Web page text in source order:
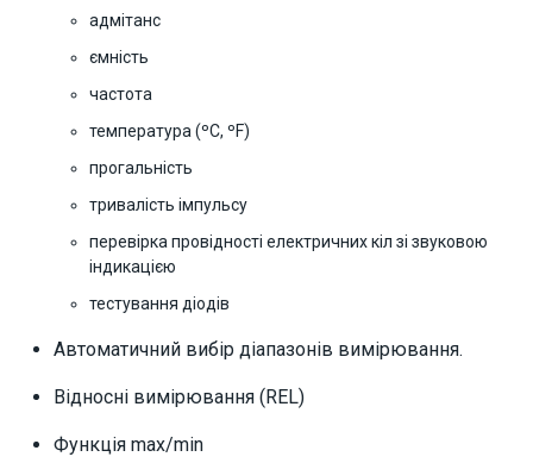
адмітанс
ємність
частота
температура (ºC, ºF)
прогальність
тривалість імпульсу
перевірка провідності електричних кіл зі звуковою
індикацією
тестування діодів
Автоматичний вибір діапазонів вимірювання.
Відносні вимірювання (REL)
Функція max/min